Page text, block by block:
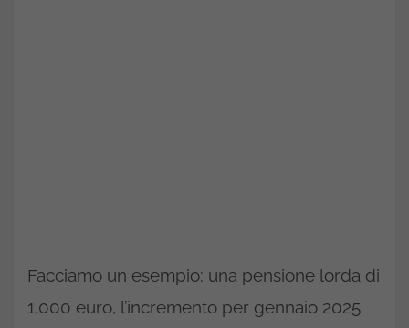
Facciamo un esempio: una pensione lorda di
1.000 euro, l’incremento per gennaio 2025